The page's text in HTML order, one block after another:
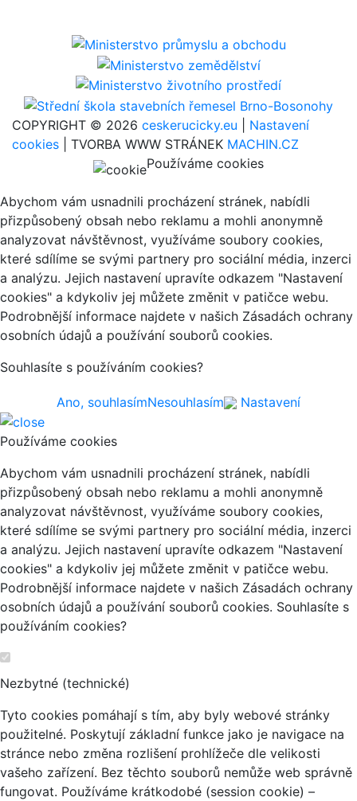
COPYRIGHT © 2026 ceskerucicky.eu
Nastavení
cookies | TVORBA WWW STRÁNEK MACHIN.CZ
Používáme cookies
Abychom vám usnadnili procházení stránek, nabídli
přizpůsobený obsah nebo reklamu a mohli anonymně
analyzovat návštěvnost, využíváme soubory cookies,
které sdílíme se svými partnery pro sociální média, inzerci
a analýzu. Jejich nastavení upravíte odkazem "Nastavení
cookies" a kdykoliv jej můžete změnit v patičce webu.
Podrobnější informace najdete v našich Zásadách ochrany
osobních údajů a používání souborů cookies.
Souhlasíte s používáním cookies?
Ano, souhlasímNesouhlasím Nastavení
Používáme cookies
Abychom vám usnadnili procházení stránek, nabídli
přizpůsobený obsah nebo reklamu a mohli anonymně
analyzovat návštěvnost, využíváme soubory cookies,
které sdílíme se svými partnery pro sociální média, inzerci
a analýzu. Jejich nastavení upravíte odkazem "Nastavení
cookies" a kdykoliv jej můžete změnit v patičce webu.
Podrobnější informace najdete v našich Zásadách ochrany
osobních údajů a používání souborů cookies. Souhlasíte s
používáním cookies?
Nezbytné (technické)
Tyto cookies pomáhají s tím, aby byly webové stránky
použitelné. Poskytují základní funkce jako je navigace na
stránce nebo změna rozlišení prohlížeče dle velikosti
vašeho zařízení. Bez těchto souborů nemůže web správně
fungovat. Používáme krátkodobé (session cookie) –